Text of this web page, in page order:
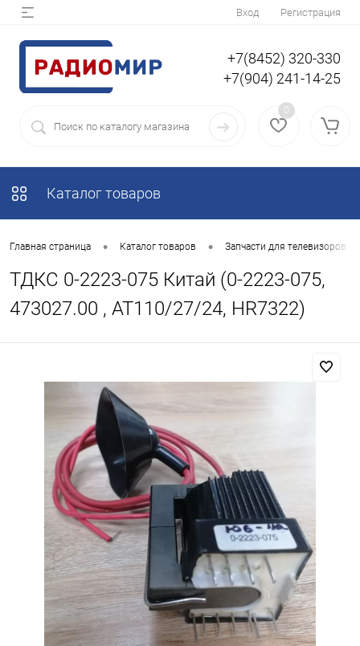
Вход Регистрация
+7(8452) 320-330
+7(904) 241-14-25
0
Каталог товаров
Главная страница • Каталог товаров • Запчасти для телевизоров
ТДКС 0-2223-075 Китай (0-2223-075,
473027.00 , AT110/27/24, HR7322)